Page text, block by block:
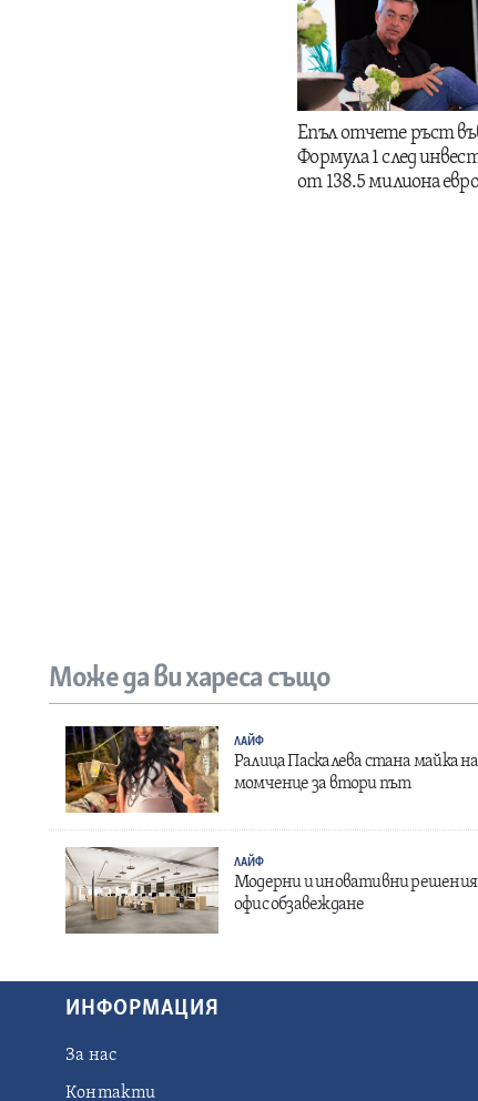
Епъл отчете ръст
Формула 1 след
от 138.5 милиона евро
Може да ви хареса също
ЛАЙФ
Ралица Паскалева стана майка на
момченце за втори път
ЛАЙФ
Модерни и иновативни решения
офис обзавеждане
ИНФОРМАЦИЯ
За нас
Контакти